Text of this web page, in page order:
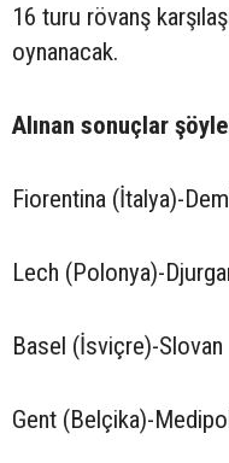
16 turu rövanş
oynanacak.
Alınan sonuçlar
Fiorentina (İtalya)-
Lech (Polonya)-
Basel (İsviçre)-
Gent (Belçika)-